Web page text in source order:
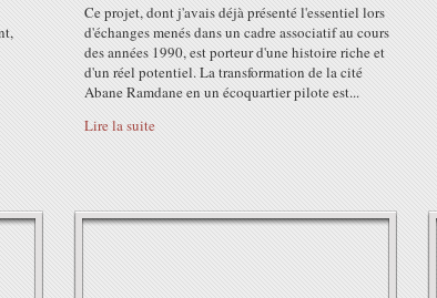
Ce projet, dont j'avais déjà présenté l'essentiel lors
d'échanges menés dans un cadre associatif au cours
des années 1990, est porteur d'une histoire riche et
d'un réel potentiel. La transformation de la cité
Abane Ramdane en un écoquartier pilote est...
Lire la suite